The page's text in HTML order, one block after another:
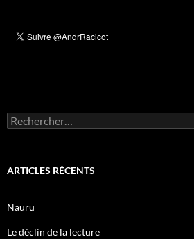
Rechercher :
ARTICLES RÉCENTS
Nauru
Le déclin de la lecture